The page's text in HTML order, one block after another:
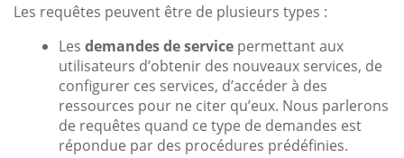
Les requêtes peuvent être de plusieurs types :
Les demandes de service permettant aux
utilisateurs d’obtenir des nouveaux services, de
configurer ces services, d’accéder à des
ressources pour ne citer qu’eux. Nous parlerons
de requêtes quand ce type de demandes est
répondue par des procédures prédéfinies.